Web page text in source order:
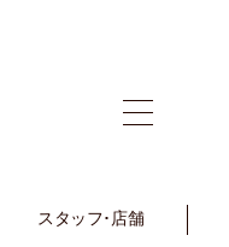
スタッフ･店舗
Staff･Shop